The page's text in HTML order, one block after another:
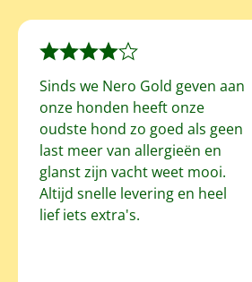
Sinds we Nero Gold geven aan
onze honden heeft onze
oudste hond zo goed als geen
last meer van allergieën en
glanst zijn vacht weet mooi.
Altijd snelle levering en heel
lief iets extra's.